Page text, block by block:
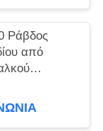
Ράβδος
από